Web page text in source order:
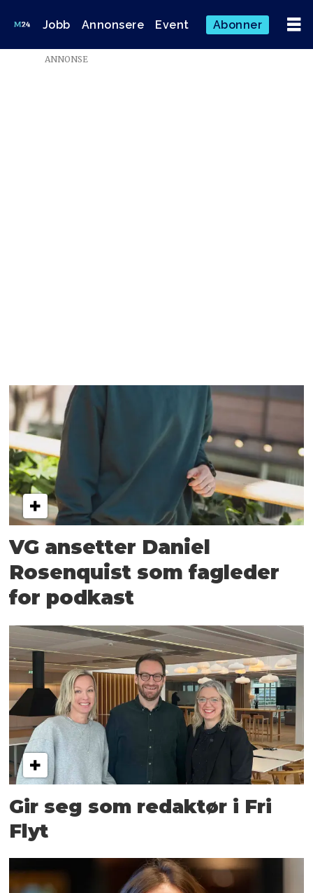
Jobb Annonsere Event Abonner
Emne:
ANNONSE
VG ansetter Daniel
Rosenquist som fagleder
for podkast
Gir seg som redaktør i Fri
Flyt